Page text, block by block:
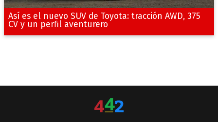
Así es el nuevo SUV de Toyota: tracción AWD, 375
CV y un perfil aventurero